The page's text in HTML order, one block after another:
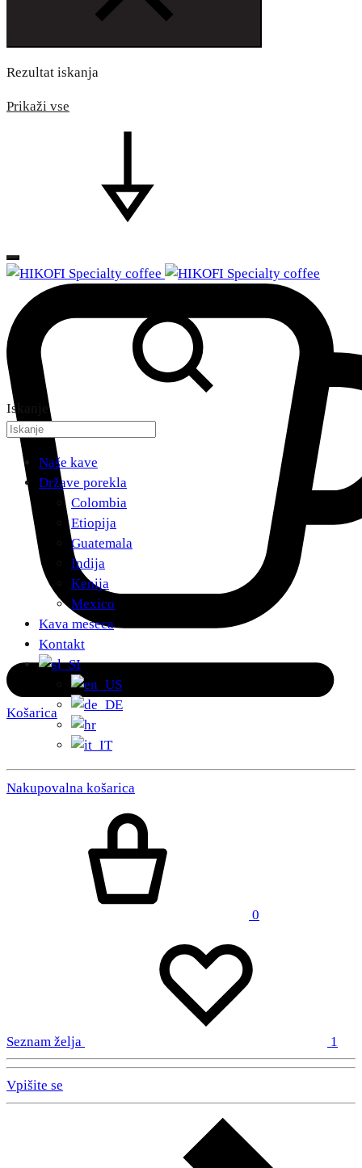
Rezultat iskanja
Prikaži vse
Košarica
Iskanje
Naše kave
Države porekla
Colombia
Etiopija
Guatemala
Indija
Kenija
Mexico
Kava meseca
Kontakt
Nakupovalna košarica
0
Seznam želja 1
Vpišite se